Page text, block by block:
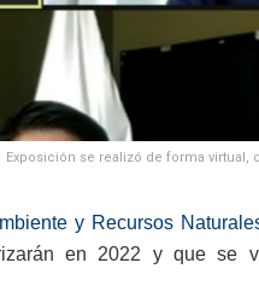
Exposición se realizó de forma virtual,
y Recursos
en 2022 y que se